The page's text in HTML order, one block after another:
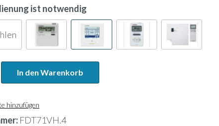
ist notwendig
In den Warenkorb
hinzufügen
FDT71VH.4